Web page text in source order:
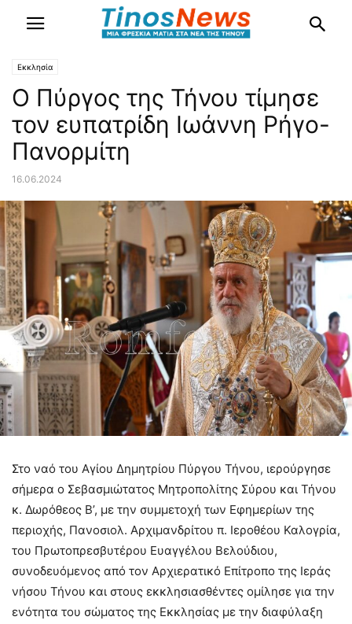
Εκκλησία
Ο Πύργος της Τήνου τίμησε
τον ευπατρίδη Ιωάννη Ρήγο-
Πανορμίτη
16.06.2024
Στο ναό του Αγίου Δημητρίου Πύργου Τήνου, ιερούργησε
σήμερα ο Σεβασμιώτατος Μητροπολίτης Σύρου και Τήνου
κ. Δωρόθεος Β’, με την συμμετοχή των Εφημερίων της
περιοχής, Πανοσιολ. Αρχιμανδρίτου π. Ιεροθέου Καλογρία,
του Πρωτοπρεσβυτέρου Ευαγγέλου Βελούδιου,
συνοδευόμενος από τον Αρχιερατικό Επίτροπο της Ιεράς
νήσου Τήνου και στους εκκλησιασθέντες ομίλησε για την
ενότητα του σώματος της Εκκλησίας με την διαφύλαξη